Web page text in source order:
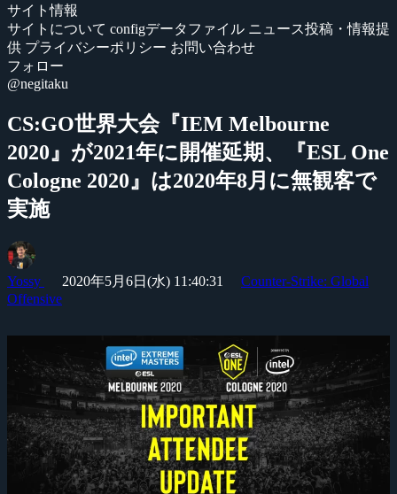
サイト情報
サイトについて configデータファイル ニュース投稿・情報提
供 プライバシーポリシー お問い合わせ
フォロー
@negitaku
CS:GO世界大会『IEM Melbourne
2020』が2021年に開催延期、『ESL One
Cologne 2020』は2020年8月に無観客で
実施
Yossy 2020年5月6日(水) 11:40:31
Counter-Strike: Global
Offensive